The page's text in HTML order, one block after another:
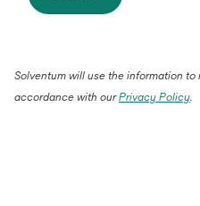
Solventum will use the information to
accordance with ourPrivacy Policy.